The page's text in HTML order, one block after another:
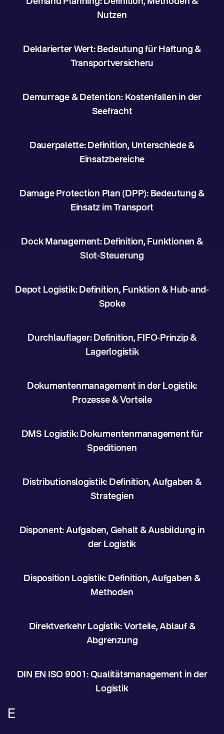
Nutzen
Deklarierter Wert: Bedeutung für Haftung &
Transportversicheru
Demurrage & Detention: Kostenfallen in der
Seefracht
Dauerpalette: Definition, Unterschiede &
Einsatzbereiche
Damage Protection Plan (DPP): Bedeutung &
Einsatz im Transport
Dock Management: Definition, Funktionen &
Slot-Steuerung
Depot Logistik: Definition, Funktion & Hub-and-
Spoke
Durchlauflager: Definition, FIFO-Prinzip &
Lagerlogistik
Dokumentenmanagement in der Logistik:
Prozesse & Vorteile
DMS Logistik: Dokumentenmanagement für
Speditionen
Distributionslogistik: Definition, Aufgaben &
Strategien
Disponent: Aufgaben, Gehalt & Ausbildung in
der Logistik
Disposition Logistik: Definition, Aufgaben &
Methoden
Direktverkehr Logistik: Vorteile, Ablauf &
Abgrenzung
DIN EN ISO 9001: Qualitätsmanagement in der
Logistik
E